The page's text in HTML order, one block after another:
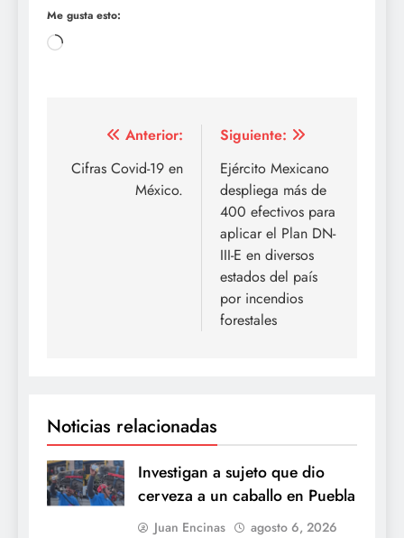
Me gusta esto:
Cargando...
Navegación
de
entradas
Anterior:
Cifras Covid-19 en
México.
Siguiente:
Ejército Mexicano
despliega más de
400 efectivos para
aplicar el Plan DN-
III-E en diversos
estados del país
por incendios
forestales
Noticias relacionadas
Investigan a sujeto que dio
cerveza a un caballo en Puebla
Juan Encinas agosto 6, 2026